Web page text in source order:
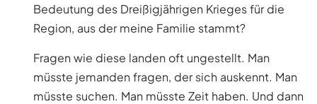
Bedeutung des Dreißigjährigen Krieges für die
Region, aus der meine Familie stammt?
Fragen wie diese landen oft ungestellt. Man
müsste jemanden fragen, der sich auskennt. Man
müsste suchen. Man müsste Zeit haben. Und dann